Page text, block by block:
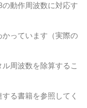
動作周波数に対応す
っています（実際の
周波数を除算するこ
る書籍を参照してく